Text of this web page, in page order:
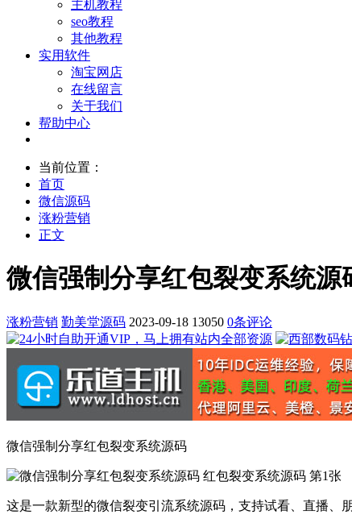
主机教程
seo教程
其他教程
实用软件
淘宝网店
在线留言
关于我们
帮助中心
当前位置：
首页
微信源码
涨粉营销
正文
微信强制分享红包裂变系统源
涨粉营销 勤美堂源码 2023-09-18 13050 0条评论
微信强制分享红包裂变系统源码
这是一款新型的微信裂变引流系统源码，支持试看、直播、